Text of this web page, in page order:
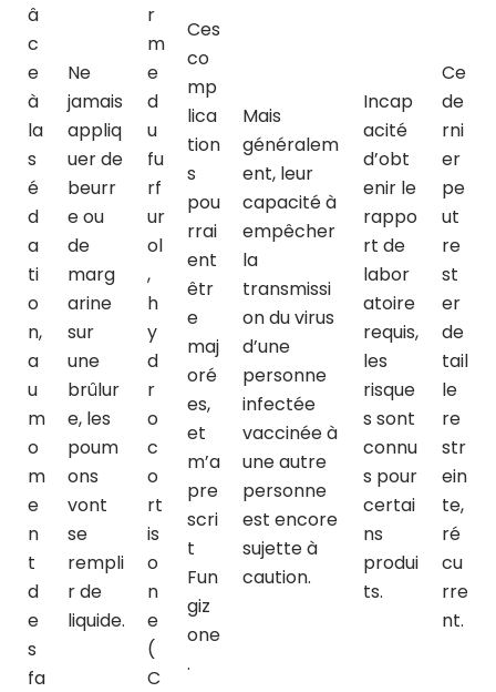
â
c
e
à
la
s
é
d
a
ti
o
n,
a
u
m
o
m
e
n
t
d
e
s
fa
Ne
jamais
appliq
uer de
beurr
e ou
de
marg
arine
sur
une
brûlur
e, les
poum
ons
vont
se
rempli
r de
liquide.
r
m
e
d
u
fu
rf
ur
ol
,
h
y
d
r
o
c
o
rt
is
o
n
e
(
C
Ces
co
mp
lica
tion
s
pou
rrai
ent
êtr
e
maj
oré
es,
et
m’a
pre
scri
t
Fun
giz
one
.
Mais
généralem
ent, leur
capacité à
empêcher
la
transmissi
on du virus
d’une
personne
infectée
vaccinée à
une autre
personne
est encore
sujette à
caution.
Incap
acité
d’obt
enir le
rappo
rt de
labor
atoire
requis,
les
risque
s sont
connu
s pour
certai
ns
produi
ts.
Ce
de
rni
er
pe
ut
re
st
er
de
tail
le
re
str
ein
te,
ré
cu
rre
nt.